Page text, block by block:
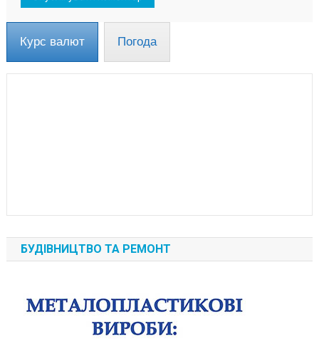
Курс валют Погода
БУДІВНИЦТВО ТА РЕМОНТ